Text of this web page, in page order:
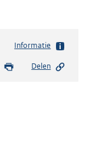
Informatie
Delen